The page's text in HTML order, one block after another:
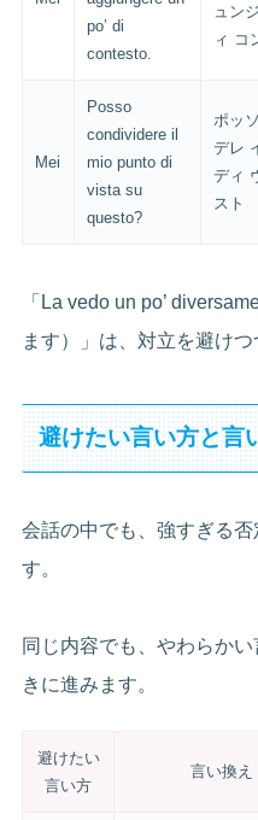
po’ di
contesto.
ュン
ィ コ
Mei
Posso
condividere il
mio punto di
vista su
questo?
ポッ
デレ
ディ
スト
「La vedo un po’
ます）」は、対立を避け
避けたい言い方と言
会話の中でも、強すぎる
す。
同じ内容でも、やわらか
きに進みます。
避けたい
言い方
言い換え